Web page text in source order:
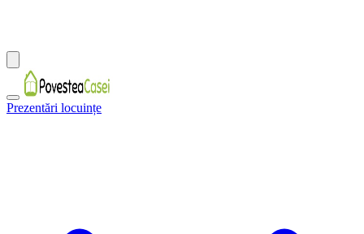
Prezentări locuințe